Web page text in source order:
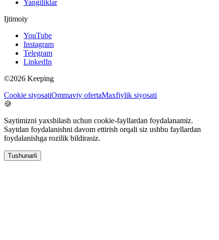
Yangiliklar
Ijtimoiy
YouTube
Instagram
Telegram
LinkedIn
©2026 Keeping
Cookie siyosatiOmmaviy ofertaMaxfiylik siyosati
🍪
Saytimizni yaxshilash uchun cookie-fayllardan foydalanamiz.
Saytdan foydalanishni davom ettirish orqali siz ushbu fayllardan
foydalanishga rozilik bildirasiz.
Tushunarli